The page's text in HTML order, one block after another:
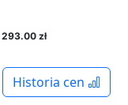
293.00 zł
Historia cen